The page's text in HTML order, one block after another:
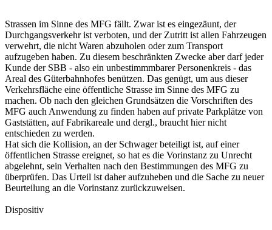
Strassen im Sinne des MFG fällt. Zwar ist es eingezäunt, der
Durchgangsverkehr ist verboten, und der Zutritt ist allen Fahrzeugen
verwehrt, die nicht Waren abzuholen oder zum Transport
aufzugeben haben. Zu diesem beschränkten Zwecke aber darf jeder
Kunde der SBB - also ein unbestimmmbarer Personenkreis - das
Areal des Güterbahnhofes benützen. Das genügt, um aus dieser
Verkehrsfläche eine öffentliche Strasse im Sinne des MFG zu
machen. Ob nach den gleichen Grundsätzen die Vorschriften des
MFG auch Anwendung zu finden haben auf private Parkplätze von
Gaststätten, auf Fabrikareale und dergl., braucht hier nicht
entschieden zu werden.
Hat sich die Kollision, an der Schwager beteiligt ist, auf einer
öffentlichen Strasse ereignet, so hat es die Vorinstanz zu Unrecht
abgelehnt, sein Verhalten nach den Bestimmungen des MFG zu
überprüfen. Das Urteil ist daher aufzuheben und die Sache zu neuer
Beurteilung an die Vorinstanz zurückzuweisen.
Dispositiv